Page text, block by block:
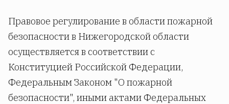
Правовое регулирование в области пожарной
безопасности в Нижегородской области
осуществляется в соответствии с
Конституцией Российской Федерации,
Федеральным Законом "О пожарной
безопасности", иными актами Федеральных